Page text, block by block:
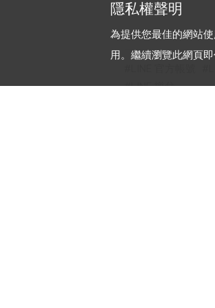
LINE 樂兌
隱私權聲明
為提供您最佳的網站
用。繼續瀏覽此網頁